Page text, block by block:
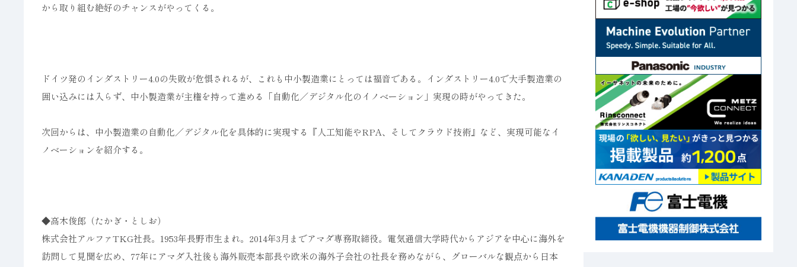
から取り組む絶好のチャンスがやってくる。
ドイツ発のインダストリー4.0の失敗が危惧されるが、これも中小製造業にとっては福音である。インダストリー4.0で大手製造業の
囲い込みには入らず、中小製造業が主権を持って進める「自動化／デジタル化のイノベーション」実現の時がやってきた。
次回からは、中小製造業の自動化／デジタル化を具体的に実現する『人工知能やRPA、そしてクラウド技術』など、実現可能なイ
ノベーションを紹介する。
◆高木俊郎（たかぎ・としお）
株式会社アルファTKG社長。1953年長野市生まれ。2014年3月までアマダ専務取締役。電気通信大学時代からアジアを中心に海外を
訪問して見聞を広め、77年にアマダ入社後も海外販売本部長や欧米の海外子会社の社長を務めながら、グローバルな観点から日本